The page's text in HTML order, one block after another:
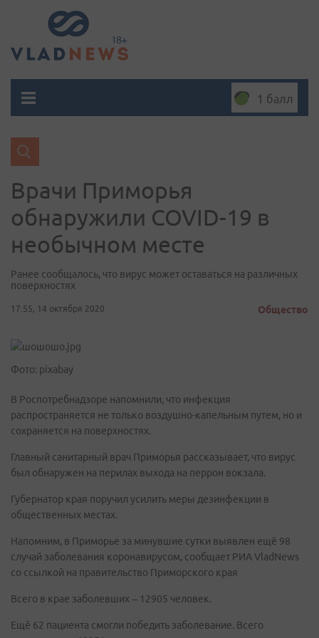
1 балл
Врачи Приморья
обнаружили COVID-19 в
необычном месте
Ранее сообщалось, что вирус может оставаться на различных
поверхностях
17:55, 14 октября 2020 Общество
Фото: pixabay
В Роспотребнадзоре напомнили, что инфекция
распространяется не только воздушно-капельным путем, но и
сохраняется на поверхностях.
Главный санитарный врач Приморья рассказывает, что вирус
был обнаружен на перилах выхода на перрон вокзала.
Губернатор края поручил усилить меры дезинфекции в
общественных местах.
Напомним, в Приморье за минувшие сутки выявлен ещё 98
случай заболевания коронавирусом, сообщает РИА VladNews
со ссылкой на правительство Приморского края
Всего в крае заболевших – 12905 человек.
Ещё 62 пациента смогли победить заболевание. Всего